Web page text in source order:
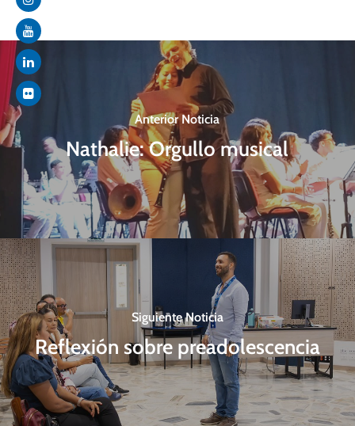
Anterior Noticia
Nathalie: Orgullo musical
Siguiente Noticia
Reflexión sobre preadolescencia